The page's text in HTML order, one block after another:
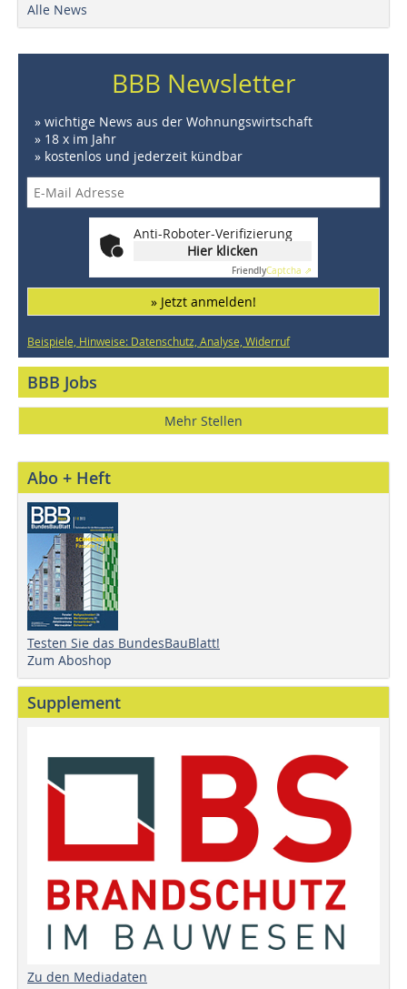
Alle News
BBB Newsletter
» wichtige News aus der Wohnungswirtschaft
» 18 x im Jahr
» kostenlos und jederzeit kündbar
Anti-Roboter-Verifizierung
Hier klicken
FriendlyCaptcha ⇗
» Jetzt anmelden!
Beispiele, Hinweise: Datenschutz, Analyse, Widerruf
BBB Jobs
Mehr Stellen
Abo + Heft
Testen Sie das BundesBauBlatt!
Zum Aboshop
Supplement
Zu den Mediadaten